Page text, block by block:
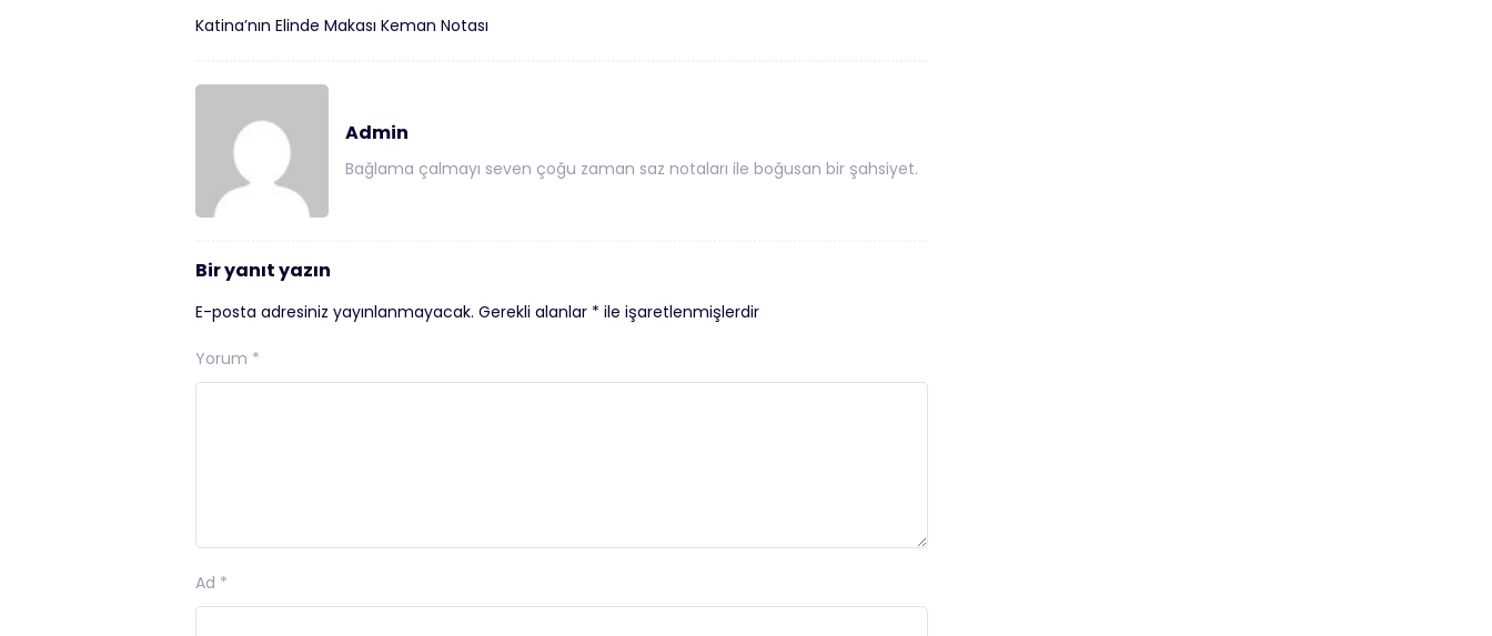
Katina’nın Elinde Makası Keman Notası
Admin
Bağlama çalmayı seven çoğu zaman saz notaları ile boğusan bir şahsiyet.
Bir yanıt yazın
E-posta adresiniz yayınlanmayacak. Gerekli alanlar * ile işaretlenmişlerdir
Yorum *
Ad *